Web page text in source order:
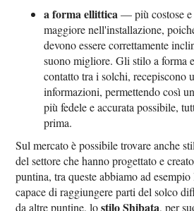
a forma ellittica— più costose e
maggiore nell'installazione,
devono essere correttamente
suono migliore. Gli stilo a forma
contatto tra i solchi, recepiscono
informazioni, permettendo così
più fedele e accurata possibile,
prima.
Sul mercato è possibile trovare anche
del settore che hanno progettato e
puntina, tra queste abbiamo ad
capace di raggiungere parti del solco
da altre puntine, lostilo Shibata, per